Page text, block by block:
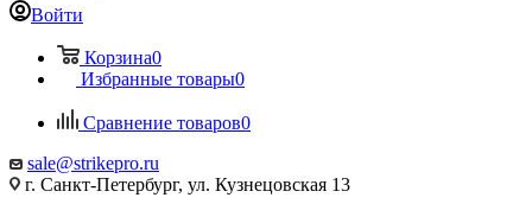
Войти
Корзина0
Избранные товары0
Сравнение товаров0
sale@strikepro.ru
г. Санкт-Петербург, ул. Кузнецовская 13